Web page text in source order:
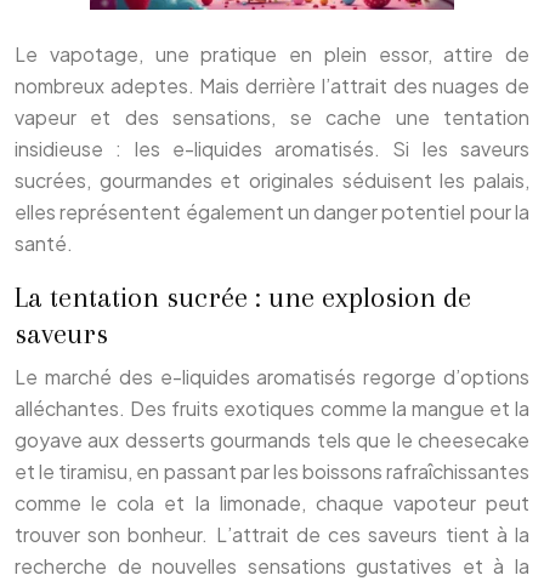
Le vapotage, une pratique en plein essor, attire de
nombreux adeptes. Mais derrière l’attrait des nuages de
vapeur et des sensations, se cache une tentation
insidieuse : les e-liquides aromatisés. Si les saveurs
sucrées, gourmandes et originales séduisent les palais,
elles représentent également un danger potentiel pour la
santé.
La tentation sucrée : une explosion de
saveurs
Le marché des e-liquides aromatisés regorge d’options
alléchantes. Des fruits exotiques comme la mangue et la
goyave aux desserts gourmands tels que le cheesecake
et le tiramisu, en passant par les boissons rafraîchissantes
comme le cola et la limonade, chaque vapoteur peut
trouver son bonheur. L’attrait de ces saveurs tient à la
recherche de nouvelles sensations gustatives et à la